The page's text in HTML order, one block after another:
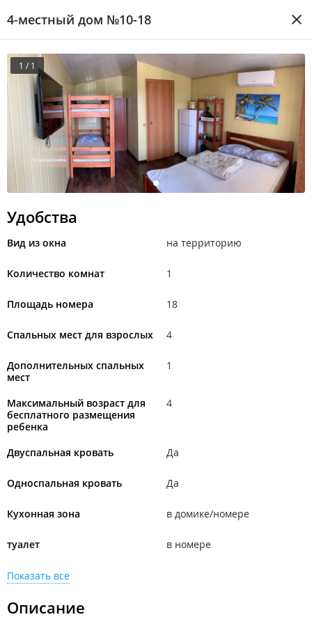
4-местный дом №10-18
1 / 1
Удобства
Вид из окна на территорию
Количество комнат 1
Площадь номера 18
Спальных мест для взрослых 4
Дополнительных спальных
мест
1
Максимальный возраст для
бесплатного размещения
ребенка
4
Двуспальная кровать Да
Односпальная кровать Да
Кухонная зона в домике/номере
туалет в номере
Показать все
Описание